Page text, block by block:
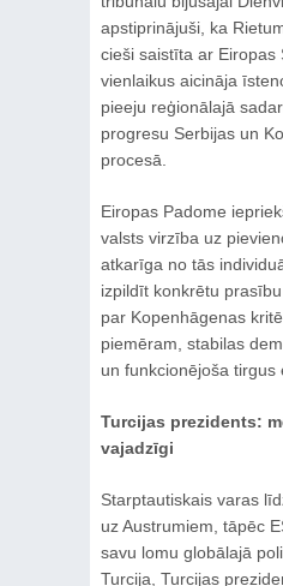
apstiprinājuši, ka
cieši saistīta ar Eiropas
vienlaikus aicināja
pieeju reģionālajā
progresu Serbijas un
procesā.
Eiropas Padome
valsts virzība uz
atkarīga no tās
izpildīt konkrētu
par Kopenhāgenas
piemēram, stabilas
un funkcionējoša tirgus
Turcijas prezidents:
vajadzīgi
Starptautiskais varas
uz Austrumiem, tāpēc
savu lomu globālajā
Turcija, Turcijas